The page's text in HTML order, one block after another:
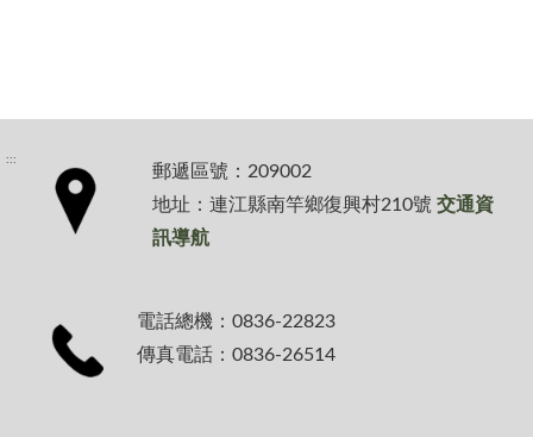
:::
郵遞區號：209002
地址：連江縣南竿鄉復興村210號 交通資
訊導航
電話總機：0836-22823
傳真電話：0836-26514